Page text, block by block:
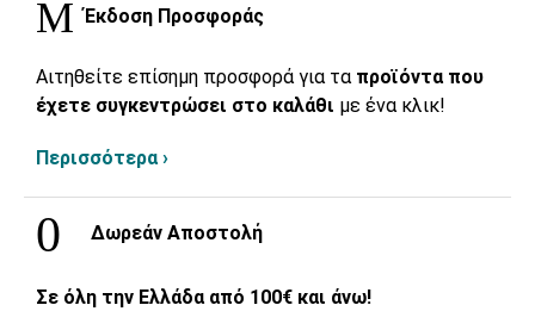
Έκδοση Προσφοράς
Αιτηθείτε επίσημη προσφορά για τα προϊόντα που
έχετε συγκεντρώσει στο καλάθι με ένα κλικ!
Περισσότερα ›
Δωρεάν Αποστολή
Σε όλη την Ελλάδα από 100€ και άνω!